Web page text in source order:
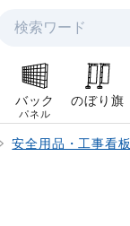
検索
バック
パネル
のぼり旗
安全用品・工事看板